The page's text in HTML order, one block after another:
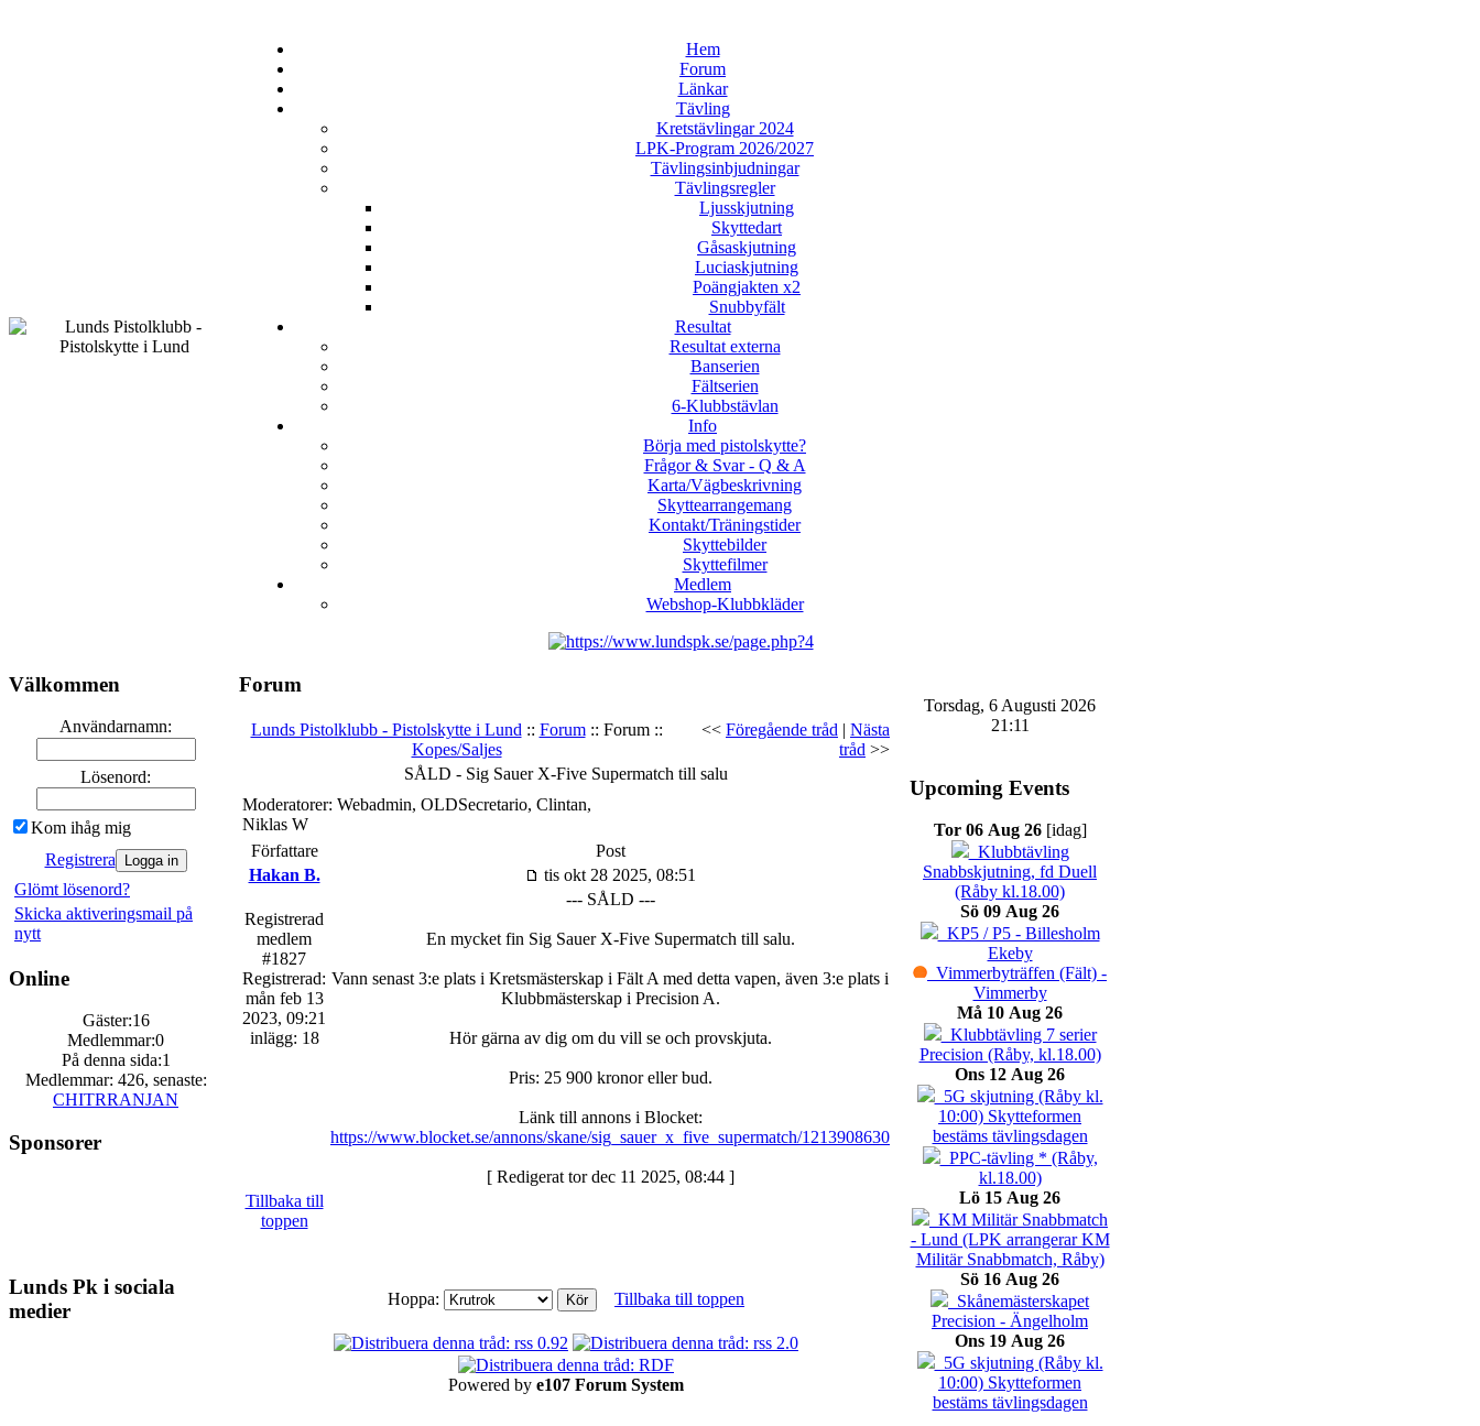
Hem
Forum
Länkar
Tävling
Kretstävlingar 2024
LPK-Program 2026/2027
Tävlingsinbjudningar
Tävlingsregler
Ljusskjutning
Skyttedart
Gåsaskjutning
Luciaskjutning
Poängjakten x2
Snubbyfält
Resultat
Resultat externa
Banserien
Fältserien
6-Klubbstävlan
Info
Börja med pistolskytte?
Frågor & Svar - Q & A
Karta/Vägbeskrivning
Skyttearrangemang
Kontakt/Träningstider
Skyttebilder
Skyttefilmer
Medlem
Webshop-Klubbkläder
Välkommen
Användarnamn:
Lösenord:
Kom ihåg mig
Registrera
Glömt lösenord?
Skicka aktiveringsmail på
nytt
Online
Gäster:16
Medlemmar:0
På denna sida:1
Medlemmar: 426, senaste:
CHITRRANJAN
Sponsorer
Lunds Pk i sociala
medier
Forum
Lunds Pistolklubb - Pistolskytte i Lund :: Forum:: Forum ::
Kopes/Saljes
<< Föregående tråd | Nästa
tråd >>
SÅLD - Sig Sauer X-Five Supermatch till salu
Moderatorer: Webadmin, OLDSecretario, Clintan,
Niklas W
Författare
Post
Hakan B.
tis okt 28 2025, 08:51
Registrerad
medlem
#1827
Registrerad:
mån feb 13
2023, 09:21
inlägg: 18
--- SÅLD ---
En mycket fin Sig Sauer X-Five Supermatch till salu.
Vann senast 3:e plats i Kretsmästerskap i Fält A med detta vapen, även 3:e plats i
Klubbmästerskap i Precision A.
Hör gärna av dig om du vill se och provskjuta.
Pris: 25 900 kronor eller bud.
Länk till annons i Blocket:
https://www.blocket.se/annons/skane/sig_sauer_x_five_supermatch/1213908630
[ Redigerat tor dec 11 2025, 08:44 ]
Tillbaka till
toppen
Hoppa: Tillbaka till toppen
Powered by e107 Forum System
Torsdag, 6 Augusti 2026
21:11
Upcoming Events
Tor 06 Aug 26[idag]
Klubbtävling
Snabbskjutning, fd Duell
(Råby kl.18.00)
Sö 09 Aug 26
KP5 / P5 - Billesholm
Ekeby
Vimmerbyträffen (Fält) -
Vimmerby
Må 10 Aug 26
Klubbtävling 7 serier
Precision (Råby, kl.18.00)
Ons 12 Aug 26
5G skjutning (Råby kl.
10:00) Skytteformen
bestäms tävlingsdagen
PPC-tävling * (Råby,
kl.18.00)
Lö 15 Aug 26
KM Militär Snabbmatch
- Lund (LPK arrangerar KM
Militär Snabbmatch, Råby)
Sö 16 Aug 26
Skånemästerskapet
Precision - Ängelholm
Ons 19 Aug 26
5G skjutning (Råby kl.
10:00) Skytteformen
bestäms tävlingsdagen